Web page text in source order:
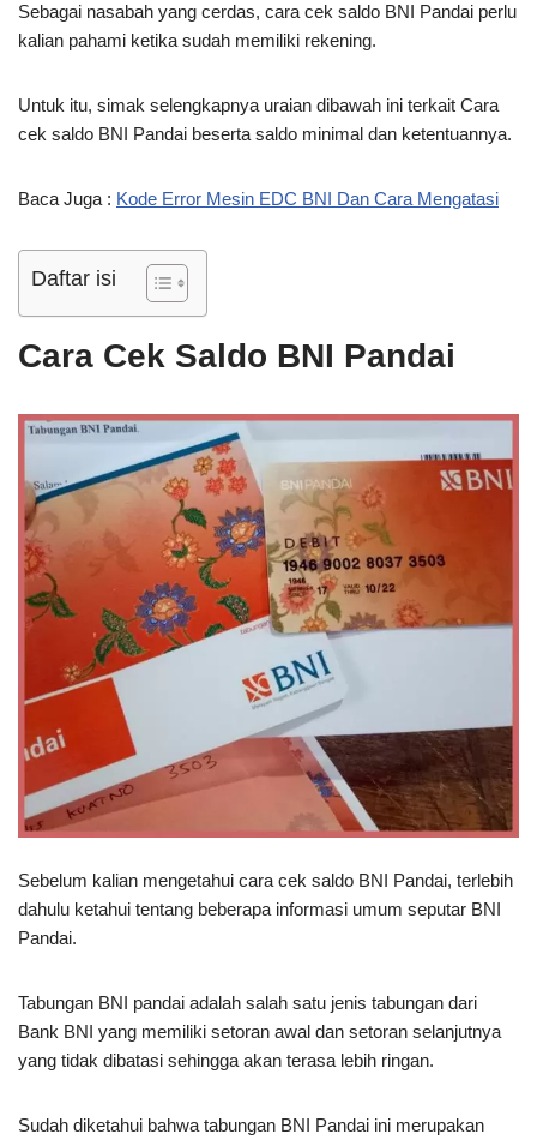
Sebagai nasabah yang cerdas, cara cek saldo BNI Pandai perlu
kalian pahami ketika sudah memiliki rekening.
Untuk itu, simak selengkapnya uraian dibawah ini terkait Cara
cek saldo BNI Pandai beserta saldo minimal dan ketentuannya.
Baca Juga : Kode Error Mesin EDC BNI Dan Cara Mengatasi
Daftar isi
Cara Cek Saldo BNI Pandai
Sebelum kalian mengetahui cara cek saldo BNI Pandai, terlebih
dahulu ketahui tentang beberapa informasi umum seputar BNI
Pandai.
Tabungan BNI pandai adalah salah satu jenis tabungan dari
Bank BNI yang memiliki setoran awal dan setoran selanjutnya
yang tidak dibatasi sehingga akan terasa lebih ringan.
Sudah diketahui bahwa tabungan BNI Pandai ini merupakan